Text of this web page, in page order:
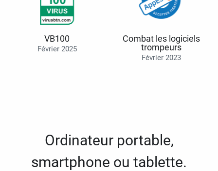
VB100
Février 2025
Combat les logiciels
trompeurs
Février 2023
Ordinateur portable,
smartphone ou tablette.